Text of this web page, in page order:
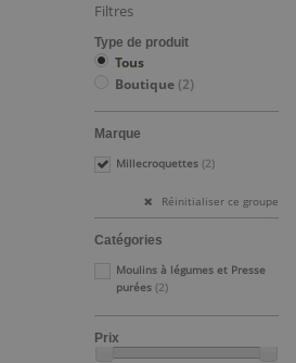
Filtres
Type de produit
Tous
Boutique (2)
Marque
Millecroquettes (2)
Réinitialiser ce groupe
Catégories
Moulins à légumes et Presse
purées (2)
Prix